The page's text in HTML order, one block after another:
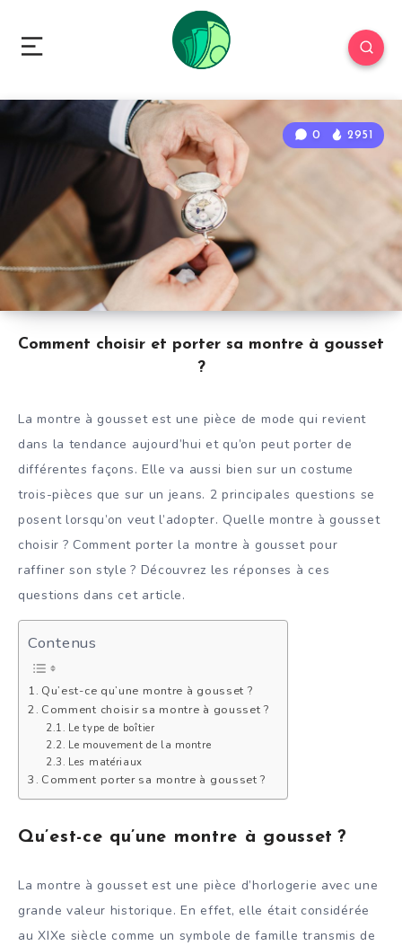
Comment choisir et porter sa montre à gousset
?
0 2951
La montre à gousset est une pièce de mode qui revient
dans la tendance aujourd’hui et qu’on peut porter de
différentes façons. Elle va aussi bien sur un costume
trois-pièces que sur un jeans. 2 principales questions se
posent lorsqu’on veut l’adopter. Quelle montre à gousset
choisir ? Comment porter la montre à gousset pour
raffiner son style ? Découvrez les réponses à ces
questions dans cet article.
Contenus
Qu’est-ce qu’une montre à gousset ?
Comment choisir sa montre à gousset ?
Le type de boîtier
Le mouvement de la montre
Les matériaux
Comment porter sa montre à gousset ?
Qu’est-ce qu’une montre à gousset ?
La montre à gousset est une pièce d’horlogerie avec une
grande valeur historique. En effet, elle était considérée
au XIXe siècle comme un symbole de famille transmis de